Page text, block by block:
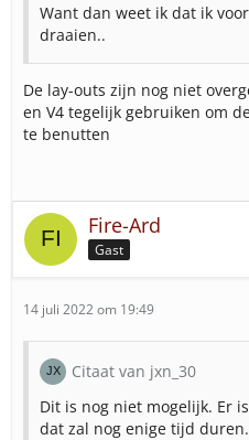
Want dan weet ik dat ik
draaien..
De lay-outs zijn nog niet
en V4 tegelijk gebruiken om
te benutten
Fire-Ard
Gast
14 juli 2022 om 19:49
Citaat van jxn_30
Dit is nog niet mogelijk. Er
dat zal nog enige tijd duren.